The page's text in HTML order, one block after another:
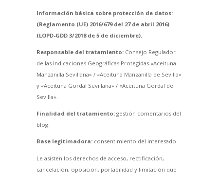
Información básica sobre protección de datos:
(Reglamento (UE) 2016/679 del 27 de abril 2016)
(LOPD-GDD 3/2018 de 5 de diciembre).
Responsable del tratamiento:Consejo Regulador
de las Indicaciones Geográficas Protegidas «Aceituna
Manzanilla Sevillana» / «Aceituna Manzanilla de Sevilla»
y «Aceituna Gordal Sevillana» / «Aceituna Gordal de
Sevilla».
Finalidad del tratamiento:gestión comentarios del
blog.
Base legitimadora:consentimiento del interesado.
Le asisten los derechos de acceso, rectificación,
cancelación, oposición, portabilidad y limitación que